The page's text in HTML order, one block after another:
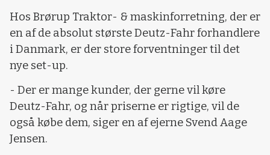
Hos Brørup Traktor- & maskinforretning, der er
en af de absolut største Deutz-Fahr forhandlere
i Danmark, er der store forventninger til det
nye set-up.
- Der er mange kunder, der gerne vil køre
Deutz-Fahr, og når priserne er rigtige, vil de
også købe dem, siger en af ejerne Svend Aage
Jensen.